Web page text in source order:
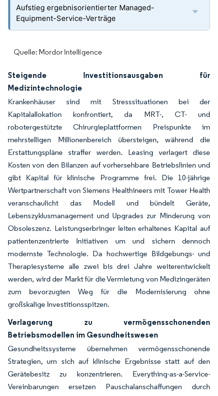
Aufstieg ergebnisorientierter Managed-
Equipment-Service-Verträge
Quelle: Mordor Intelligence
Steigende Investitionsausgaben für
Medizintechnologie
Krankenhäuser sind mit Stresssituationen bei der
Kapitalallokation konfrontiert, da MRT-, CT- und
robotergestützte Chirurgieplattformen Preispunkte im
mehrstelligen Millionenbereich übersteigen, während die
Erstattungspläne straffer werden. Leasing verlagert diese
Kosten von den Bilanzen auf vorhersehbare Betriebslinien und
gibt Kapital für klinische Programme frei. Die 10-jährige
Wertpartnerschaft von Siemens Healthineers mit Tower Health
veranschaulicht das Modell und bündelt Geräte,
Lebenszyklusmanagement und Upgrades zur Minderung von
Obsoleszenz. Leistungserbringer leiten erhaltenes Kapital auf
patientenzentrierte Initiativen um und sichern dennoch
modernste Technologie. Da hochwertige Bildgebungs- und
Therapiesysteme alle zwei bis drei Jahre weiterentwickelt
werden, wird der Markt für die Vermietung von Medizingeräten
zum bevorzugten Weg für die Modernisierung ohne
großskalige Investitionsspitzen.
Verlagerung zu vermögensschonenden
Betriebsmodellen im Gesundheitswesen
Gesundheitssysteme übernehmen vermögensschonende
Strategien, um sich auf klinische Ergebnisse statt auf den
Gerätebesitz zu konzentrieren. Everything-as-a-Service-
Vereinbarungen ersetzen Pauschalanschaffungen durch